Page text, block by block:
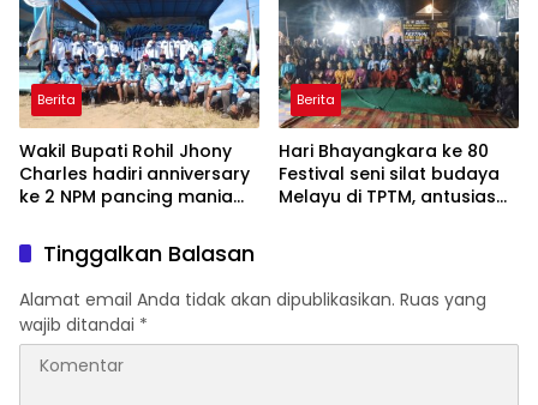
Berita
Wakil Bupati Rohil Jhony
Charles hadiri anniversary
ke 2 NPM pancing mania
diikuti 1154 peserta dari
berbagai wilayah di pulau
sumatera
Berita
Hari Bhayangkara ke 80
Festival seni silat budaya
Melayu di TPTM, antusias
kabupaten Rohil
Tinggalkan Balasan
Alamat email Anda tidak akan dipublikasikan. Ruas yang
wajib ditandai *